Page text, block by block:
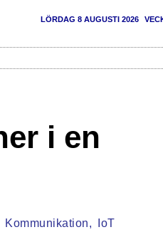
LÖRDAG 8 AUGUSTI 2026
i en
Kommunikation, IoT